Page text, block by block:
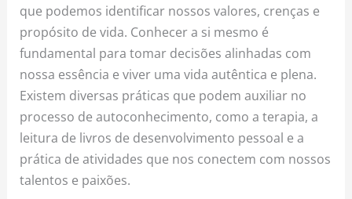
que podemos identificar nossos valores, crenças e
propósito de vida. Conhecer a si mesmo é
fundamental para tomar decisões alinhadas com
nossa essência e viver uma vida autêntica e plena.
Existem diversas práticas que podem auxiliar no
processo de autoconhecimento, como a terapia, a
leitura de livros de desenvolvimento pessoal e a
prática de atividades que nos conectem com nossos
talentos e paixões.